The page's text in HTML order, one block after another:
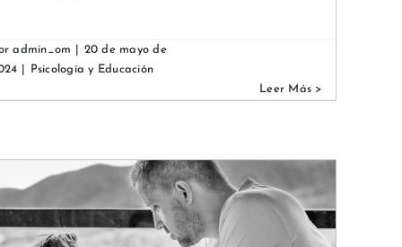
admin_om
20 de mayo de
Psicología y Educación